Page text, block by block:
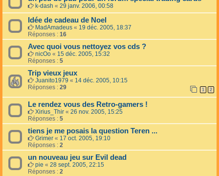
k-dash « 29 janv. 2006, 00:58
Idée de cadeau de Noel
MadAmadeus « 19 déc. 2005, 18:37
Réponses : 16
Avec quoi vous nettoyez vos cds ?
nicOo « 15 déc. 2005, 15:32
Réponses : 5
Trip vieux jeux
Juanito1979 « 14 déc. 2005, 10:15
Réponses : 29 1 2
Le rendez vous des Retro-gamers !
Xirius_Thir « 26 nov. 2005, 15:25
Réponses : 5
tiens je me posais la question Teren ...
Grimer « 17 oct. 2005, 19:10
Réponses : 2
un nouveau jeu sur Evil dead
pie « 28 sept. 2005, 22:15
Réponses : 2